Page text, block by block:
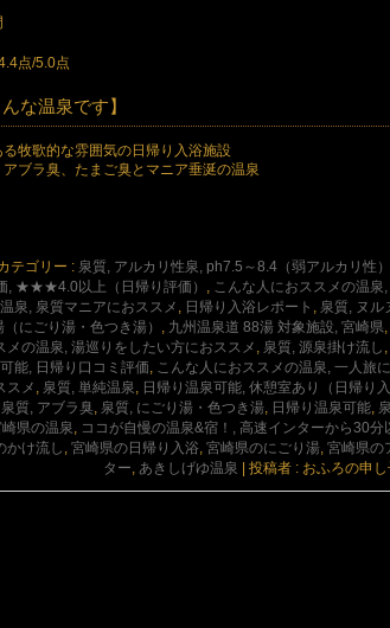
点/5.0点
な温泉です】
牧歌的な雰囲気の日帰り入浴施設
ブラ臭、たまご臭とマニア垂涎の温泉
テゴリー : 泉質, アルカリ性泉, ph7.5～8.4（弱アルカリ性）
, ★★★4.0以上（日帰り評価） , こんな人におススメの温泉
泉, 泉質マニアにおススメ , 日帰り入浴レポート , 泉質, ヌル
にごり湯・色つき湯） , 九州温泉道 88湯 対象施設, 宮崎県,
メの温泉, 湯巡りをしたい方におススメ , 泉質, 源泉掛け流し ,
能, 日帰り口コミ評価, こんな人におススメの温泉, 一人旅
スメ , 泉質, 単純温泉, 日帰り温泉可能, 休憩室あり（日帰り入
泉質, アブラ臭, 泉質, にごり湯・色つき湯, 日帰り温泉可能,
県の温泉, ココが自慢の温泉&宿！, 高速インターから30分
かけ流し , 宮崎県の日帰り入浴, 宮崎県のにごり湯, 宮崎県の
ター, あきしげゆ温泉 | 投稿者 : おふろの申